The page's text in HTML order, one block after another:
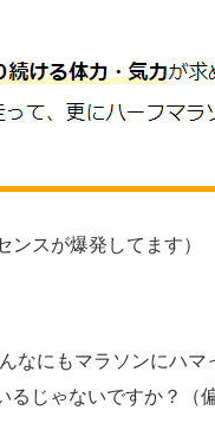
ンスが爆発してます）
なにもマラソンにハ
るじゃないですか？（